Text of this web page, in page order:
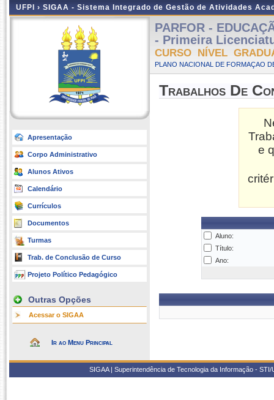
UFPI › SIGAA - Sistema Integrado de Gestão de Atividades
Apresentação
Corpo Administrativo
Alunos Ativos
Calendário
Currículos
Documentos
Turmas
Trab. de Conclusão de Curso
Projeto Político Pedagógico
Outras Opções
Acessar o SIGAA
Ir ao Menu Principal
PARFOR -
- Primeira
CURSO NÍVEL
PLANO NACIONAL DE FORMAÇAO
Trabalhos De
e
Aluno:
Título:
Ano:
SIGAA | Superintendência de Tecnologia da Informação -